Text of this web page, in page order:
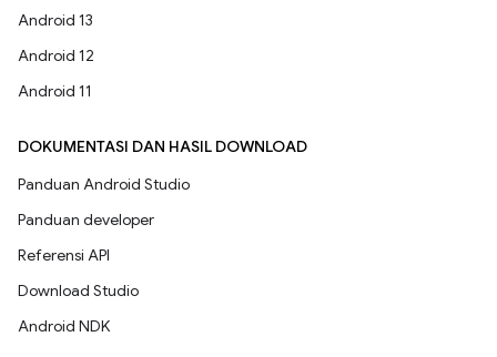
Android 13
Android 12
Android 11
DOKUMENTASI DAN HASIL DOWNLOAD
Panduan Android Studio
Panduan developer
Referensi API
Download Studio
Android NDK